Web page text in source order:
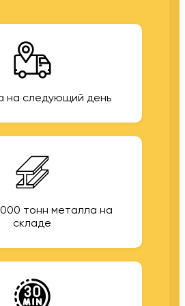
на следующий день
тонн металла на
складе